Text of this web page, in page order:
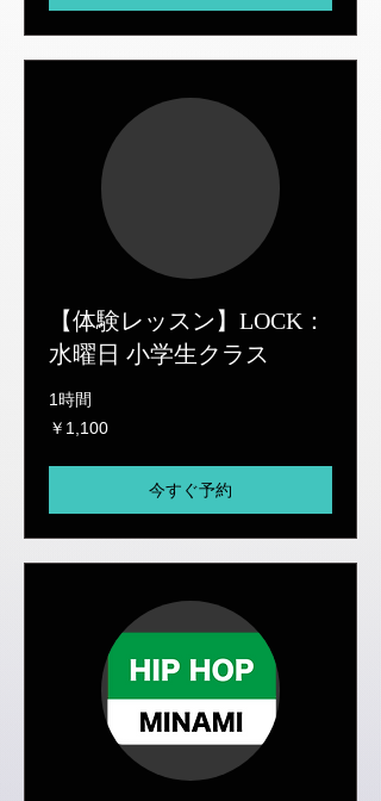
【体験レッスン】LOCK：
水曜日 小学生クラス
1時間
1,100
円
￥1,100
今すぐ予約